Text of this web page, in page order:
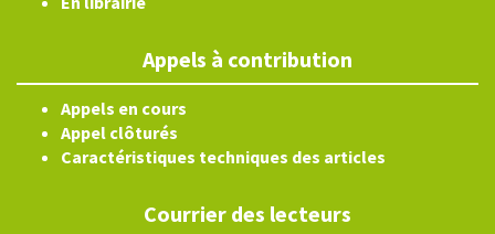
Appels à contribution
Appels en cours
Appel clôturés
Caractéristiques techniques des articles
Courrier des lecteurs